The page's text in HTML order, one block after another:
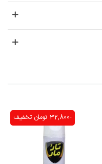
تخفیف -32,800 تومان